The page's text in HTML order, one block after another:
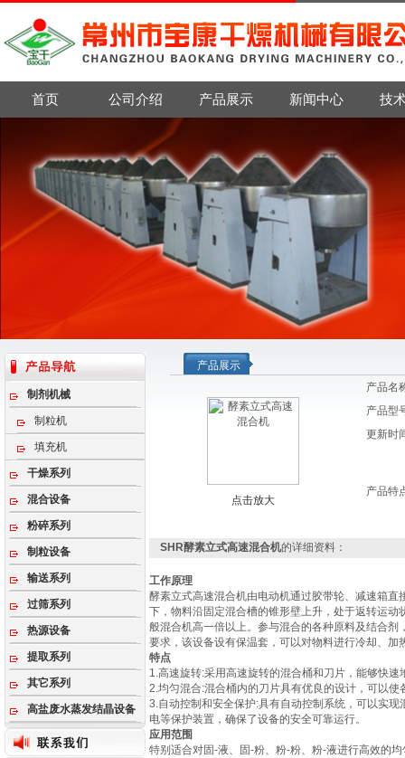
首页 公司介绍 产品展示 新闻中心 技
制剂机械
制粒机
填充机
干燥系列
混合设备
粉碎系列
制粒设备
输送系列
过筛系列
热源设备
提取系列
其它系列
高盐废水蒸发结晶设备
产品展示
点击放大
产品名
产品型
更新时
产品特
SHR酵素立式高速混合机的详细资料：
工作原理
酵素立式高速混合机由电动机通过胶带轮、减速箱
下，物料沿固定混合槽的锥形壁上升，处于返转运
般混合机高一倍以上。参与混合的各种原料及结合
要求，该设备设有保温套，可以对物料进行冷却、加
特点
1.高速旋转:采用高速旋转的混合桶和刀片，能够快
2.均匀混合:混合桶内的刀片具有优良的设计，可以
3.自动控制和安全保护:具有自动控制系统，可以实
电等保护装置，确保了设备的安全可靠运行。
应用范围
特别适合对固-液、固-粉、粉-粉、粉-液进行高效的